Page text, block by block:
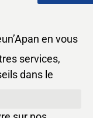
en vous
services,
dans le